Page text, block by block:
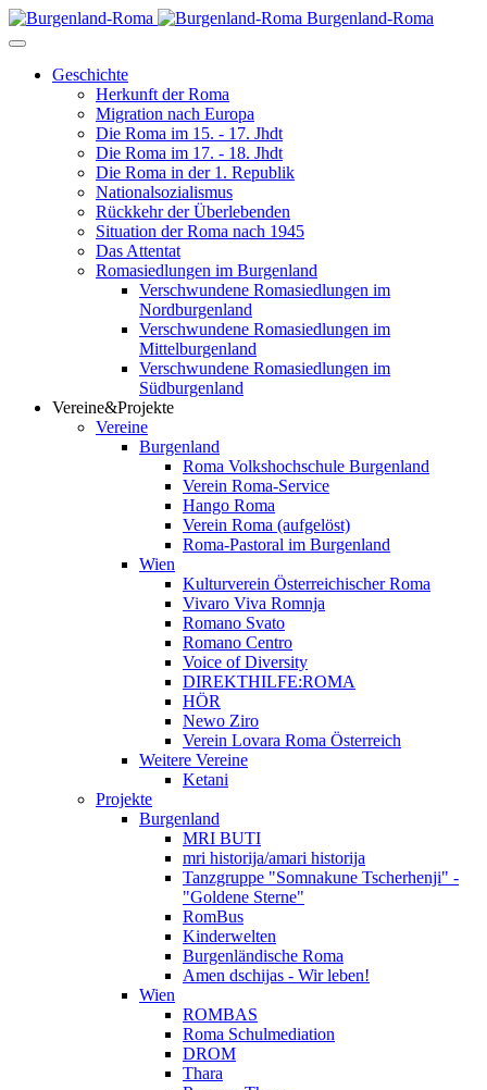
Burgenland-Roma
Geschichte
Herkunft der Roma
Migration nach Europa
Die Roma im 15. - 17. Jhdt
Die Roma im 17. - 18. Jhdt
Die Roma in der 1. Republik
Nationalsozialismus
Rückkehr der Überlebenden
Situation der Roma nach 1945
Das Attentat
Romasiedlungen im Burgenland
Verschwundene Romasiedlungen im
Nordburgenland
Verschwundene Romasiedlungen im
Mittelburgenland
Verschwundene Romasiedlungen im
Südburgenland
Vereine&Projekte
Vereine
Burgenland
Roma Volkshochschule Burgenland
Verein Roma-Service
Hango Roma
Verein Roma (aufgelöst)
Roma-Pastoral im Burgenland
Wien
Kulturverein Österreichischer Roma
Vivaro Viva Romnja
Romano Svato
Romano Centro
Voice of Diversity
DIREKTHILFE:ROMA
HÖR
Newo Ziro
Verein Lovara Roma Österreich
Weitere Vereine
Ketani
Projekte
Burgenland
MRI BUTI
mri historija/amari historija
Tanzgruppe "Somnakune Tscherhenji" -
"Goldene Sterne"
RomBus
Kinderwelten
Burgenländische Roma
Amen dschijas - Wir leben!
Wien
ROMBAS
Roma Schulmediation
DROM
Thara